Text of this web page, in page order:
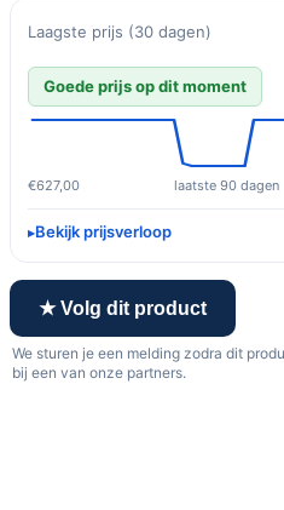
Laagste prijs (30 dagen)
Goede prijs op dit moment
€627,00 laatste 90 dagen
Bekijk prijsverloop
★ Volg dit product
We sturen je een melding zodra dit
bij een van onze partners.